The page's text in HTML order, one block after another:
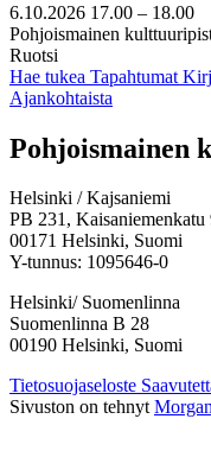
6.10.2026 17.00 – 18.00
Pohjoismainen
Ruotsi
Hae tukea Tapahtumat
Ajankohtaista
Facebook:
Avataan
välilehteen
Instagram:
Avataan
välilehteen
TikTok:
Avataan
välilehteen
Youtube:
Avataan
välilehteen
Vimeo:
Avataan
välilehteen
Pohjoismainen
Helsinki / Kajsaniemi
PB 231, Kaisaniemenkatu
00171 Helsinki, Suomi
Y-tunnus: 1095646-0
Helsinki/ Suomenlinna
Suomenlinna B 28
00190 Helsinki, Suomi
Tietosuojaseloste
Sivuston on tehnyt